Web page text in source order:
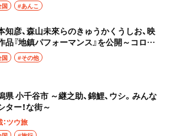
国 #あんこ
知彦、森山未來らのきゅうかくうしお、映
品『地鎮パフォーマンス』を公開～コロナ
の作品づくりと配信の日々を追う
国 #その他
県 小千谷市 ～継之助、錦鯉、ウシ。みんな
ター！な街～
ツウ旅